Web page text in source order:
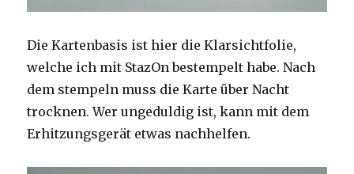
Die Kartenbasis ist hier die Klarsichtfolie,
welche ich mit StazOn bestempelt habe. Nach
dem stempeln muss die Karte über Nacht
trocknen. Wer ungeduldig ist, kann mit dem
Erhitzungsgerät etwas nachhelfen.